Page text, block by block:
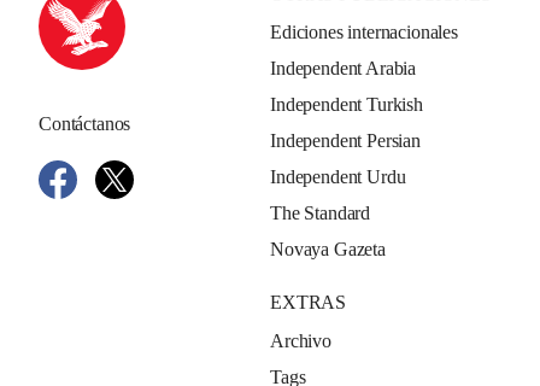
Contáctanos
Ediciones internacionales
Independent Arabia
Independent Turkish
Independent Persian
Independent Urdu
The Standard
Novaya Gazeta
EXTRAS
Archivo
Tags